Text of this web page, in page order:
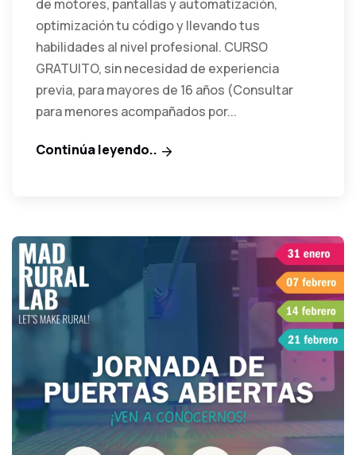
de motores, pantallas y automatización,
optimización tu código y llevando tus
habilidades al nivel profesional. CURSO
GRATUITO, sin necesidad de experiencia
previa, para mayores de 16 años (Consultar
para menores acompañados por...
Continúa leyendo..